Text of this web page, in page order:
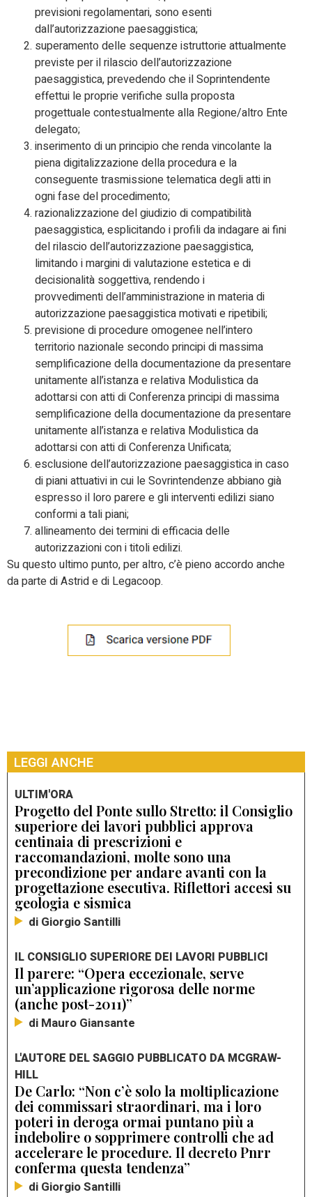
previsioni regolamentari, sono esenti
dall’autorizzazione paesaggistica;
superamento delle sequenze istruttorie attualmente
previste per il rilascio dell’autorizzazione
paesaggistica, prevedendo che il Soprintendente
effettui le proprie verifiche sulla proposta
progettuale contestualmente alla Regione/altro Ente
delegato;
inserimento di un principio che renda vincolante la
piena digitalizzazione della procedura e la
conseguente trasmissione telematica degli atti in
ogni fase del procedimento;
razionalizzazione del giudizio di compatibilità
paesaggistica, esplicitando i profili da indagare ai fini
del rilascio dell’autorizzazione paesaggistica,
limitando i margini di valutazione estetica e di
decisionalità soggettiva, rendendo i
provvedimenti dell’amministrazione in materia di
autorizzazione paesaggistica motivati e ripetibili;
previsione di procedure omogenee nell’intero
territorio nazionale secondo principi di massima
semplificazione della documentazione da presentare
unitamente all’istanza e relativa Modulistica da
adottarsi con atti di Conferenza principi di massima
semplificazione della documentazione da presentare
unitamente all’istanza e relativa Modulistica da
adottarsi con atti di Conferenza Unificata;
esclusione dell’autorizzazione paesaggistica in caso
di piani attuativi in cui le Sovrintendenze abbiano già
espresso il loro parere e gli interventi edilizi siano
conformi a tali piani;
allineamento dei termini di efficacia delle
autorizzazioni con i titoli edilizi.
Su questo ultimo punto, per altro, c’è pieno accordo anche
da parte di Astrid e di Legacoop.
LEGGI ANCHE
ULTIM'ORA
Progetto del Ponte sullo Stretto: il Consiglio
superiore dei lavori pubblici approva
centinaia di prescrizioni e
raccomandazioni, molte sono una
precondizione per andare avanti con la
progettazione esecutiva. Riflettori accesi su
geologia e sismica
di Giorgio Santilli
IL CONSIGLIO SUPERIORE DEI LAVORI PUBBLICI
Il parere: “Opera eccezionale, serve
un’applicazione rigorosa delle norme
(anche post-2011)”
di Mauro Giansante
L'AUTORE DEL SAGGIO PUBBLICATO DA MCGRAW-
HILL
De Carlo: “Non c’è solo la moltiplicazione
dei commissari straordinari, ma i loro
poteri in deroga ormai puntano più a
indebolire o sopprimere controlli che ad
accelerare le procedure. Il decreto Pnrr
conferma questa tendenza”
di Giorgio Santilli